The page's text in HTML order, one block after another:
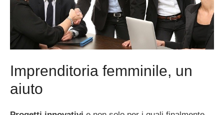
Imprenditoria femminile, un
aiuto